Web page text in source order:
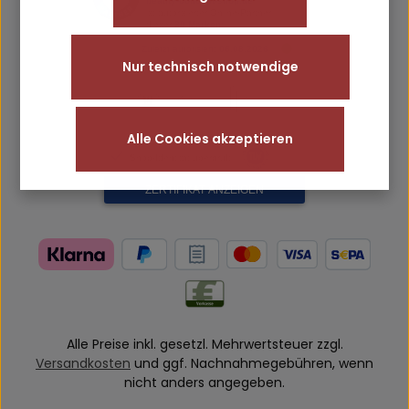
Alle Preise inkl. gesetzl. Mehrwertsteuer zzgl.
Versandkosten und ggf. Nachnahmegebühren, wenn
nicht anders angegeben.
Nur technisch notwendige
Alle Cookies akzeptieren